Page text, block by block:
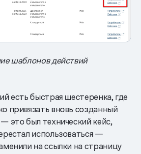
шаблонов действий
есть быстрая шестеренка, где
привязать вновь созданный
это был технический кейс,
использоваться —
на ссылки на страницу